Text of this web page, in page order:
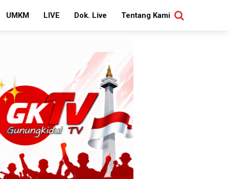
UMKM LIVE Dok. Live Tentang Kami
SEARCH